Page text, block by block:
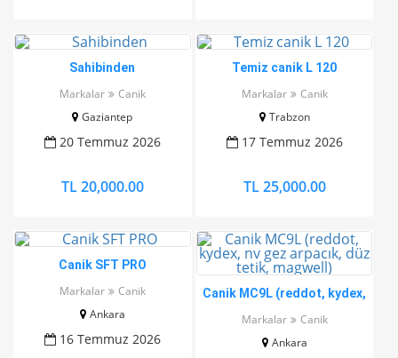
Sahibinden
Markalar
Canik
Gaziantep
20 Temmuz 2026
TL 20,000.00
Temiz canik L 120
Markalar
Canik
Trabzon
17 Temmuz 2026
TL 25,000.00
Canik SFT PRO
Markalar
Canik
Ankara
16 Temmuz 2026
Canik MC9L (reddot, kydex,
Markalar
Canik
Ankara